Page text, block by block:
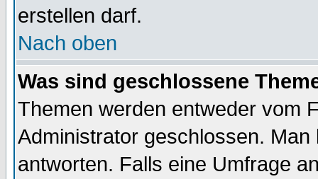
erstellen darf.
Nach oben
Was sind geschlossene
Themen werden entweder vom
Administrator geschlossen.
antworten. Falls eine Umfrage